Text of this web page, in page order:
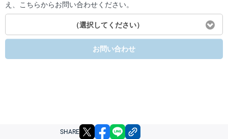
え、こちらからお問い合わせください。
（選択してください）
お問い合わせ
SHARE X facebook